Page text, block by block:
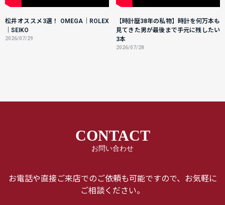
松井オススメ3選！ OMEGA｜ROLEX
｜SEIKO
2026/07/29
【時計歴38年の私物】時計を何万本も
見てきた男が最後まで手元に残したい
3本
2026/07/28
CONTACT
お問い合わせ
お電話や直接ご来店でのご依頼も可能ですので、お気軽に
ご相談ください。